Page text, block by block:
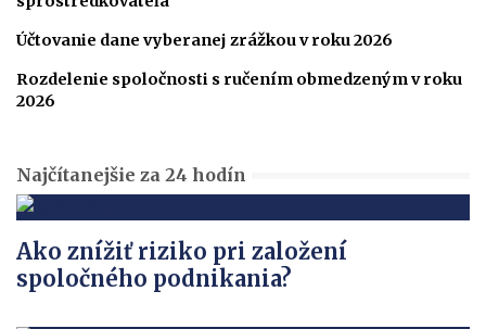
Účtovanie dane vyberanej zrážkou v roku 2026
Rozdelenie spoločnosti s ručením obmedzeným v roku
2026
Najčítanejšie za 24 hodín
Ako znížiť riziko pri založení
spoločného podnikania?